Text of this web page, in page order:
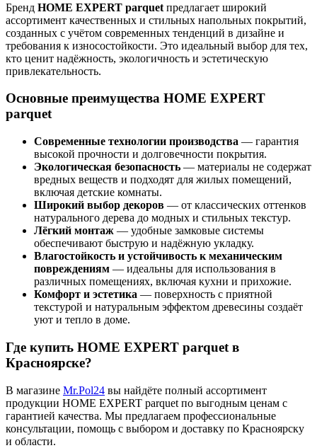
Бренд HOME EXPERT parquet предлагает широкий
ассортимент качественных и стильных напольных покрытий,
созданных с учётом современных тенденций в дизайне и
требования к износостойкости. Это идеальный выбор для тех,
кто ценит надёжность, экологичность и эстетическую
привлекательность.
Основные преимущества HOME EXPERT
parquet
Современные технологии производства — гарантия
высокой прочности и долговечности покрытия.
Экологическая безопасность — материалы не содержат
вредных веществ и подходят для жилых помещений,
включая детские комнаты.
Широкий выбор декоров — от классических оттенков
натурального дерева до модных и стильных текстур.
Лёгкий монтаж — удобные замковые системы
обеспечивают быструю и надёжную укладку.
Влагостойкость и устойчивость к механическим
повреждениям — идеальны для использования в
различных помещениях, включая кухни и прихожие.
Комфорт и эстетика — поверхность с приятной
текстурой и натуральным эффектом древесины создаёт
уют и тепло в доме.
Где купить HOME EXPERT parquet в
Красноярске?
В магазине Mr.Pol24 вы найдёте полный ассортимент
продукции HOME EXPERT parquet по выгодным ценам с
гарантией качества. Мы предлагаем профессиональные
консультации, помощь с выбором и доставку по Красноярску
и области.